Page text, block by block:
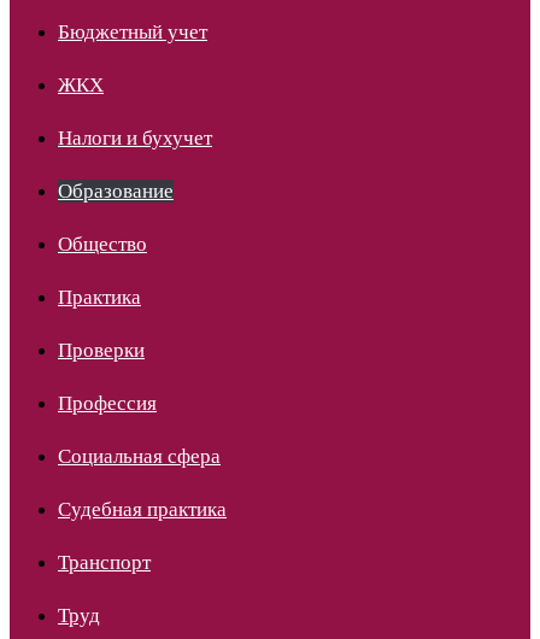
Бюджетный учет
ЖКХ
Налоги и бухучет
Образование
Общество
Практика
Проверки
Профессия
Социальная сфера
Судебная практика
Транспорт
Труд